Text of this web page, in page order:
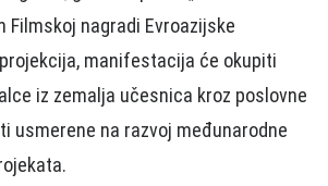
Filmskoj nagradi Evroazijske
manifestacija će okupiti
iz zemalja učesnica kroz poslovne
usmerene na razvoj međunarodne